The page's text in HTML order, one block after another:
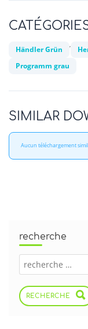
Händler Grün ,
Programm grau
SIMILAR
Aucun téléchargement
recherche
RECHERCHE